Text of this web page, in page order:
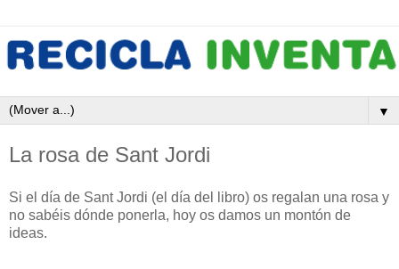
▼
La rosa de Sant Jordi
Si el día de Sant Jordi (el día del libro) os regalan una rosa y
no sabéis dónde ponerla, hoy os damos un montón de
ideas.